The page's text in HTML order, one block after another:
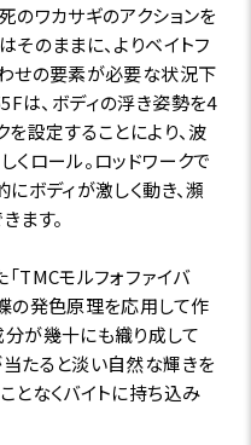
のワカサギのアクションを
そのままに、よりベイトフ
せの要素が必要な状況下
は、ボディの浮き姿勢を4
設定することにより、波
くロール。ロッドワークで
ボディが激しく動き、瀕
ます。
TMCモルフォファイバ
の発色原理を応用して作
が幾十にも織り成して
たると淡い自然な輝きを
となくバイトに持ち込み